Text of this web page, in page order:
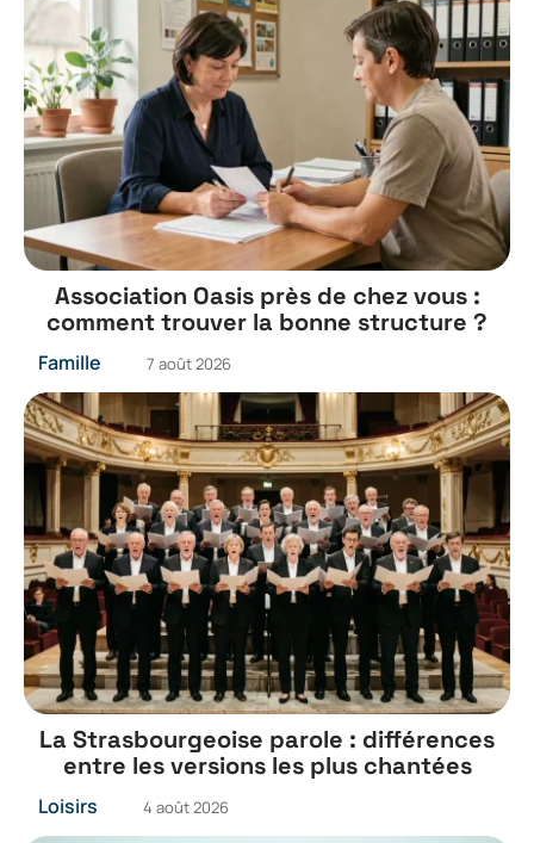
Association Oasis près de chez vous :
comment trouver la bonne structure ?
Famille 7 août 2026
La Strasbourgeoise parole : différences
entre les versions les plus chantées
Loisirs 4 août 2026